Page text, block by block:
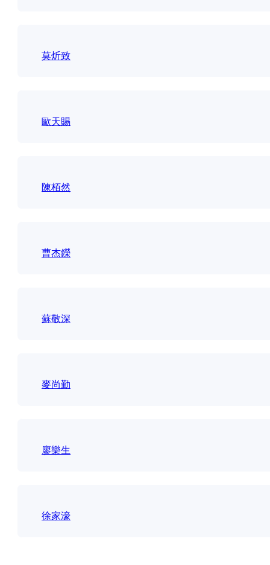
莫炘致
歐天賜
陳栢然
曹杰鑅
蘇敬深
麥尚勤
廖樂生
徐家濠